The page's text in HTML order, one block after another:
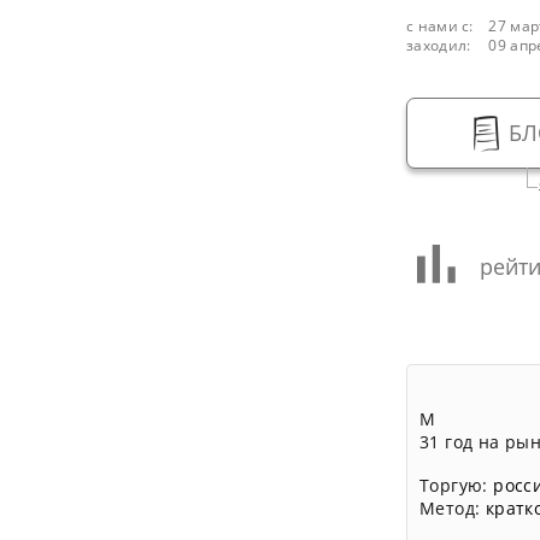
с нами с:
27
заходил:
09
М
31 год на
Торгую:
Метод: